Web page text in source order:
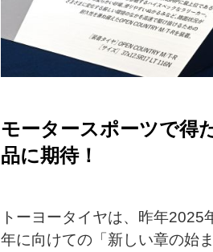
モータースポーツで得
品に期待！
トーヨータイヤは、昨年
年に向けての「新しい章の始